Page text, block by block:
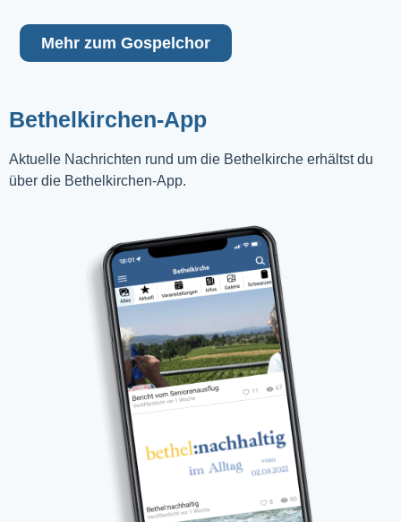
Mehr zum Gospelchor
Bethelkirchen-App
Aktuelle Nachrichten rund um die Bethelkirche erhältst du
über die Bethelkirchen-App.